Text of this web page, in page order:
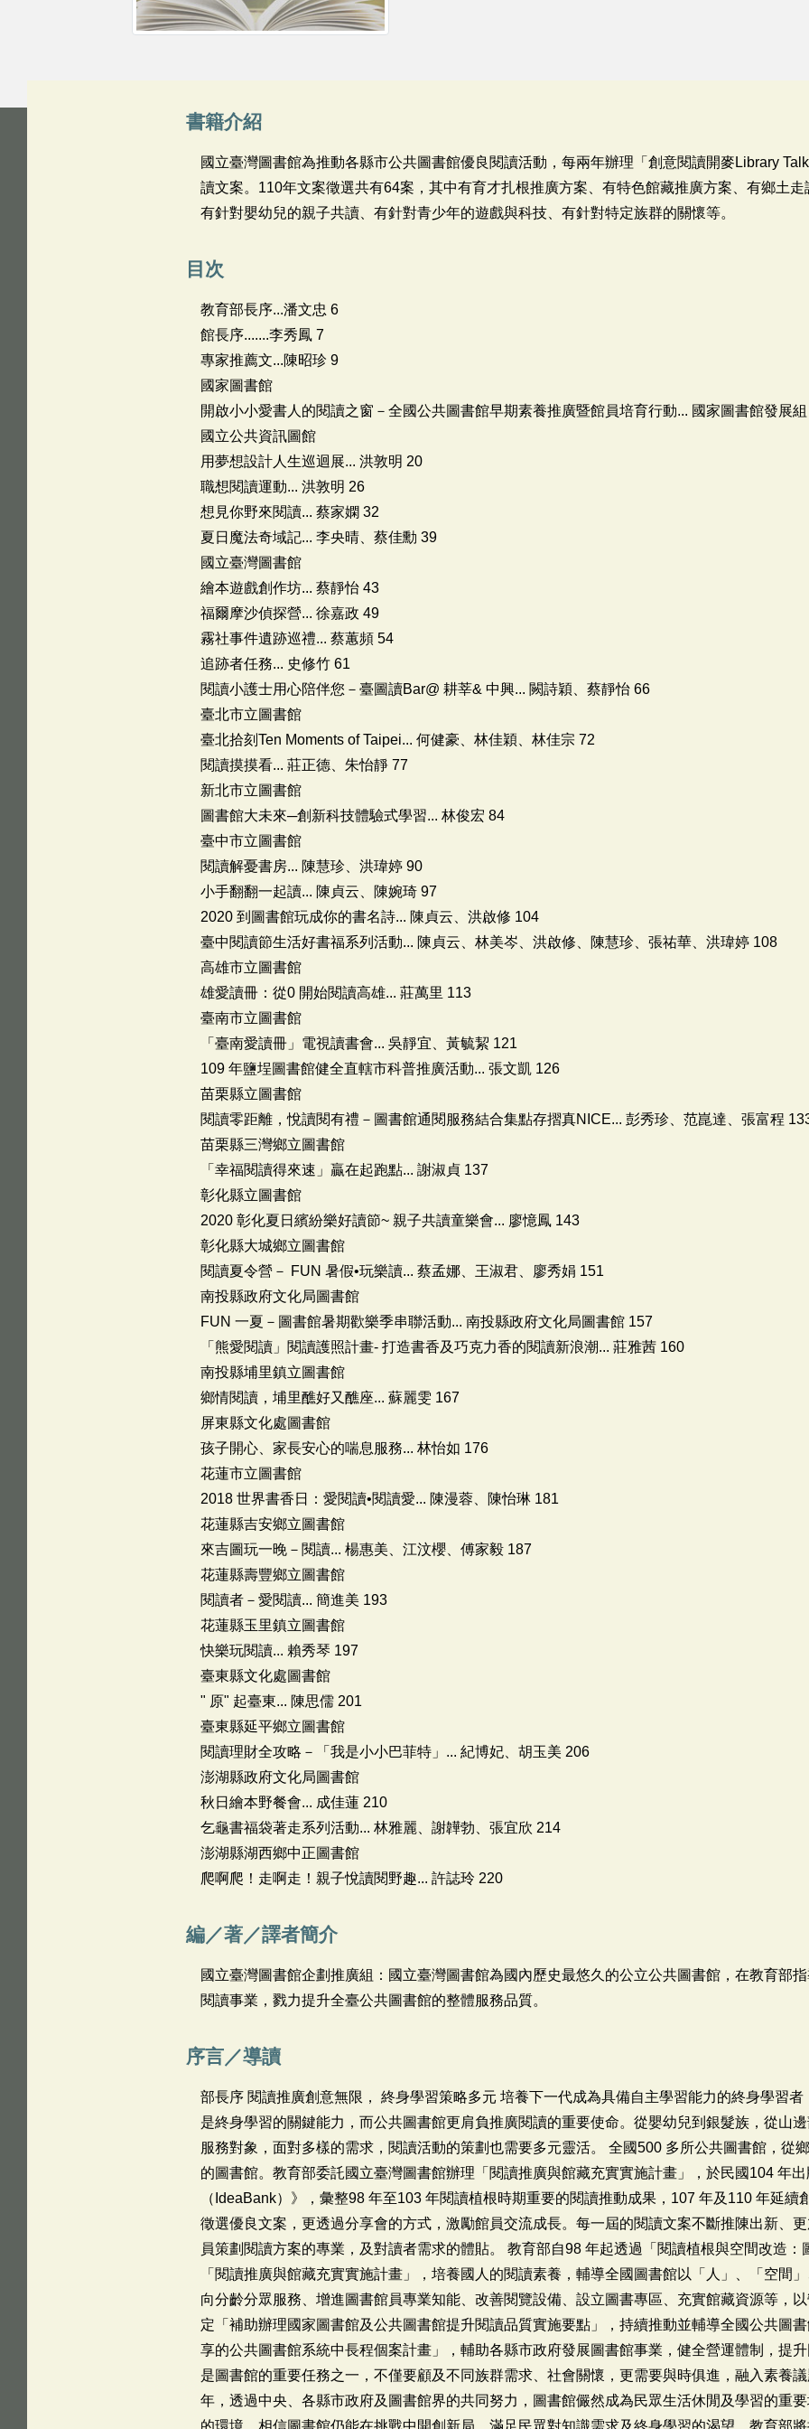
書籍介紹
國立臺灣圖書館為推動各縣市公共圖書館優良閱讀活動，每兩年辦理「創意閱讀開麥Library
讀文案。110年文案徵選共有64案，其中有育才扎根推廣方案、有特色館藏推廣方案、有鄉土
有針對嬰幼兒的親子共讀、有針對青少年的遊戲與科技、有針對特定族群的關懷等。
目次
教育部長序...潘文忠 6
館長序.......李秀鳳 7
專家推薦文...陳昭珍 9
國家圖書館
開啟小小愛書人的閱讀之窗－全國公共圖書館早期素養推廣暨館員培育行動... 國家圖書館發展
國立公共資訊圖館
用夢想設計人生巡迴展... 洪敦明 20
職想閱讀運動... 洪敦明 26
想見你野來閱讀... 蔡家嫻 32
夏日魔法奇域記... 李央晴、蔡佳勳 39
國立臺灣圖書館
繪本遊戲創作坊... 蔡靜怡 43
福爾摩沙偵探營... 徐嘉政 49
霧社事件遺跡巡禮... 蔡蕙頻 54
追跡者任務... 史修竹 61
閱讀小護士用心陪伴您－臺圖讀Bar@ 耕莘& 中興... 闕詩穎、蔡靜怡 66
臺北市立圖書館
臺北拾刻Ten Moments of Taipei... 何健豪、林佳穎、林佳宗 72
閱讀摸摸看... 莊正德、朱怡靜 77
新北市立圖書館
圖書館大未來─創新科技體驗式學習... 林俊宏 84
臺中市立圖書館
閱讀解憂書房... 陳慧珍、洪瑋婷 90
小手翻翻一起讀... 陳貞云、陳婉琦 97
2020 到圖書館玩成你的書名詩... 陳貞云、洪啟修 104
臺中閱讀節生活好書福系列活動... 陳貞云、林美岑、洪啟修、陳慧珍、張祐華、洪瑋婷 108
高雄市立圖書館
雄愛讀冊：從0 開始閱讀高雄... 莊萬里 113
臺南市立圖書館
「臺南愛讀冊」電視讀書會... 吳靜宜、黃毓絜 121
109 年鹽埕圖書館健全直轄市科普推廣活動... 張文凱 126
苗栗縣立圖書館
閱讀零距離，悅讀閱有禮－圖書館通閱服務結合集點存摺真NICE... 彭秀珍、范崑達、張富程
苗栗縣三灣鄉立圖書館
「幸福閱讀得來速」贏在起跑點... 謝淑貞 137
彰化縣立圖書館
2020 彰化夏日繽紛樂好讀節~ 親子共讀童樂會... 廖憶鳳 143
彰化縣大城鄉立圖書館
閱讀夏令營－ FUN 暑假•玩樂讀... 蔡孟娜、王淑君、廖秀娟 151
南投縣政府文化局圖書館
FUN 一夏－圖書館暑期歡樂季串聯活動... 南投縣政府文化局圖書館 157
「熊愛閱讀」閱讀護照計畫- 打造書香及巧克力香的閱讀新浪潮... 莊雅茜 160
南投縣埔里鎮立圖書館
鄉情閱讀，埔里醮好又醮座... 蘇麗雯 167
屏東縣文化處圖書館
孩子開心、家長安心的喘息服務... 林怡如 176
花蓮市立圖書館
2018 世界書香日：愛閱讀•閱讀愛... 陳漫蓉、陳怡琳 181
花蓮縣吉安鄉立圖書館
來吉圖玩一晚－閱讀... 楊惠美、江汶櫻、傅家毅 187
花蓮縣壽豐鄉立圖書館
閱讀者－愛閱讀... 簡進美 193
花蓮縣玉里鎮立圖書館
快樂玩閱讀... 賴秀琴 197
臺東縣文化處圖書館
" 原" 起臺東... 陳思儒 201
臺東縣延平鄉立圖書館
閱讀理財全攻略－「我是小小巴菲特」... 紀博妃、胡玉美 206
澎湖縣政府文化局圖書館
秋日繪本野餐會... 成佳蓮 210
乞龜書福袋著走系列活動... 林雅麗、謝韡勃、張宜欣 214
澎湖縣湖西鄉中正圖書館
爬啊爬！走啊走！親子悅讀閱野趣... 許誌玲 220
編／著／譯者簡介
國立臺灣圖書館企劃推廣組：國立臺灣圖書館為國內歷史最悠久的公立公共圖書館，在教育部
閱讀事業，戮力提升全臺公共圖書館的整體服務品質。
序言／導讀
部長序 閱讀推廣創意無限， 終身學習策略多元 培養下一代成為具備自主學習能力的終身學習
是終身學習的關鍵能力，而公共圖書館更肩負推廣閱讀的重要使命。從嬰幼兒到銀髮族，從山
服務對象，面對多樣的需求，閱讀活動的策劃也需要多元靈活。 全國500 多所公共圖書館，從
的圖書館。教育部委託國立臺灣圖書館辦理「閱讀推廣與館藏充實實施計畫」，於民國104 年
（IdeaBank）》，彙整98 年至103 年閱讀植根時期重要的閱讀推動成果，107 年及110 年延續
徵選優良文案，更透過分享會的方式，激勵館員交流成長。每一屆的閱讀文案不斷推陳出新、
員策劃閱讀方案的專業，及對讀者需求的體貼。 教育部自98 年起透過「閱讀植根與空間改造
「閱讀推廣與館藏充實實施計畫」，培養國人的閱讀素養，輔導全國圖書館以「人」、「空間
向分齡分眾服務、增進圖書館員專業知能、改善閱覽設備、設立圖書專區、充實館藏資源等，
定「補助辦理國家圖書館及公共圖書館提升閱讀品質實施要點」，持續推動並輔導全國公共圖
享的公共圖書館系統中長程個案計畫」，輔助各縣市政府發展圖書館事業，健全營運體制，提
是圖書館的重要任務之一，不僅要顧及不同族群需求、社會關懷，更需要與時俱進，融入素養
年，透過中央、各縣市政府及圖書館界的共同努力，圖書館儼然成為民眾生活休閒及學習的重
的環境，相信圖書館仍能在挑戰中開創新局，滿足民眾對知識需求及終身學習的渴望。教育部